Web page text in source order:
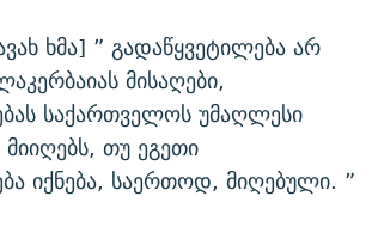
ხმა] ” გადაწყვეტილება არ
მისაღები,
საქართველოს უმაღლესი
თუ ეგეთი
იქნება, საერთოდ, მიღებული. ”